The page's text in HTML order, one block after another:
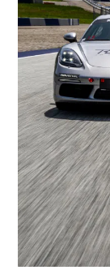
Alle
Alle